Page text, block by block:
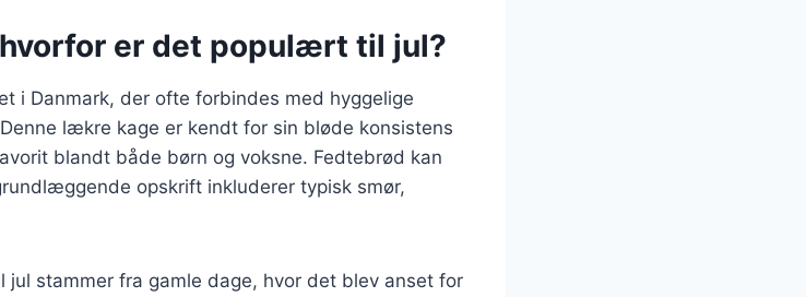
er det populært til jul?
i Danmark, der ofte forbindes med hyggelige
lækre kage er kendt for sin bløde konsistens
blandt både børn og voksne. Fedtebrød kan
opskrift inkluderer typisk smør,
stammer fra gamle dage, hvor det blev anset for